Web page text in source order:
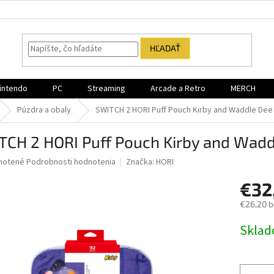
HĽADAŤ
PC Streaming Arcade a Retro
MERCH
Púzdra a obaly SWITCH 2 HORI Puff Pouch Kirby and Waddle Dee
2 HORI Puff Pouch Kirby and
Podrobnosti hodnotenia Značka: HORI
€26,20
cena: